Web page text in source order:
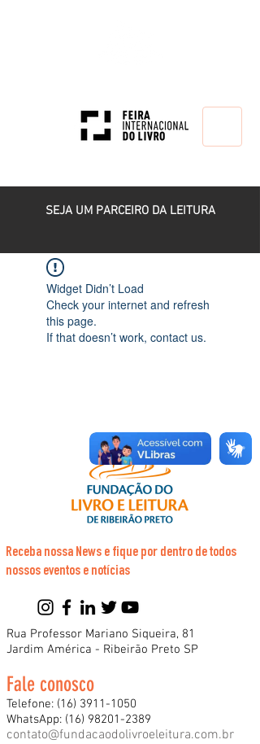
SEJA UM PARCEIRO DA LEITURA
Widget Didn’t Load
Check your internet and refresh
this page.
If that doesn’t work, contact us.
Receba nossa News e fique por dentro de todos
nossos eventos e notícias
Rua Professor Mariano Siqueira, 81
Jardim América - Ribeirão Preto SP
Fale conosco
Telefone: (16) 3911-1050
WhatsApp: (16) 98201-2389
contato@fundacaodolivroeleitura.com.br